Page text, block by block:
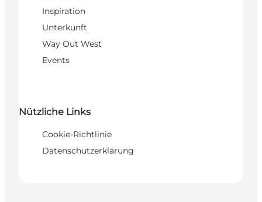
Inspiration
Unterkunft
Way Out West
Events
Nützliche Links
Cookie-Richtlinie
Datenschutzerklärung